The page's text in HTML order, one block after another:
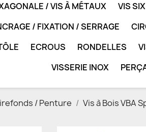
/ VIS À MÉTAUX VIS
/ FIXATION / SERRAGE
ECROUS RONDELLES
VISSERIE INOX
/ Penture Vis à Bois VBA